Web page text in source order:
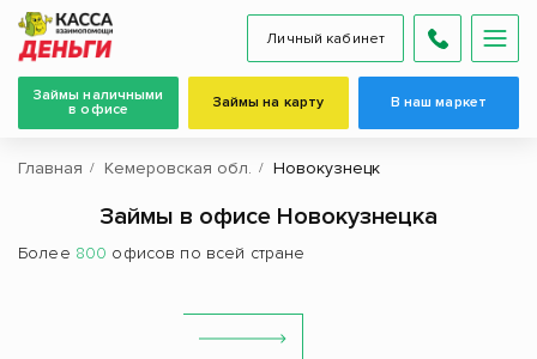
Личный кабинет
Займы наличными
в офисе
Займы на карту В наш маркет
Главная Кемеровская обл. Новокузнецк
Займы в офисе Новокузнецка
Более 800 офисов по всей стране